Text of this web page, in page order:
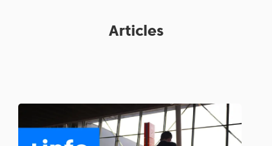
Articles